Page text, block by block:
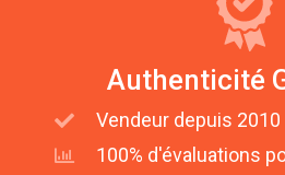
Authenticité
Vendeur depuis 2010
100% d'évaluations